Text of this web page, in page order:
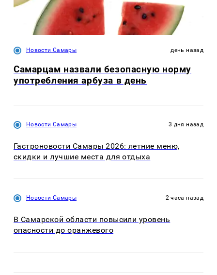
Новости Самары день назад
Самарцам назвали безопасную норму
употребления арбуза в день
Новости Самары 3 дня назад
Гастроновости Самары 2026: летние меню,
скидки и лучшие места для отдыха
Новости Самары 2 часа назад
В Самарской области повысили уровень
опасности до оранжевого